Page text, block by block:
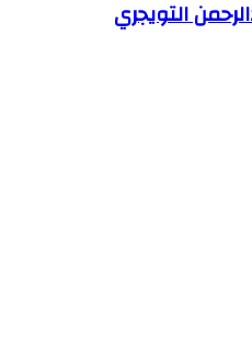
التويجري